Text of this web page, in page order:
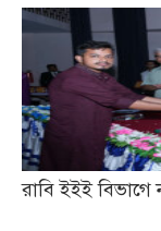
রাবি ইইই বিভাগে